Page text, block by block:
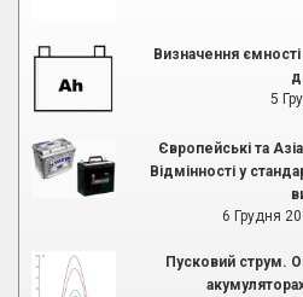
Визначення
5
Європейські та
Відмінності у
6 Грудня
Пусковий струм.